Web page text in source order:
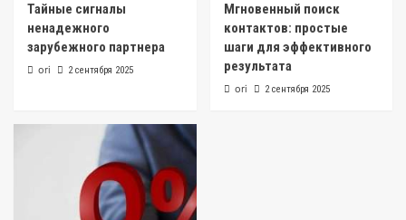
4
шаги для эффективного результата
5
Кредитование
Демографические тренды и их влияние на
Тайные сигналы
ненадежного
зарубежного партнера
ori 2 сентября 2025
Мгновенный поиск
контактов: простые
шаги для эффективного
результата
ori 2 сентября 2025